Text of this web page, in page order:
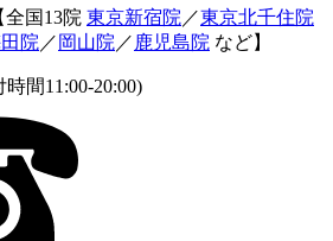
国13院 東京新宿院 ／東京北千住院
院 ／ 岡山院 ／ 鹿児島院 など】
間11:00-20:00)